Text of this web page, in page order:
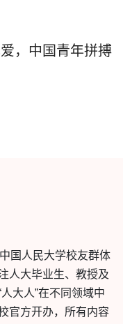
，中国青年拼搏
国人民大学校友群体
人大毕业生、教授及
大人”在不同领域中
官方开办，所有内容